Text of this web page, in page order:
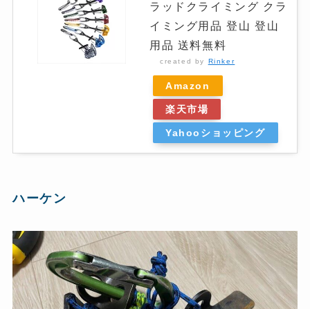
ラッドクライミング クラ
イミング用品 登山 登山
用品 送料無料
created by Rinker
Amazon
楽天市場
Yahooショッピング
ハーケン